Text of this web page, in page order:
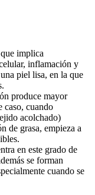
implica
inflamación y
piel lisa, en la que
produce mayor
caso, cuando
acolchado)
de grasa, empieza a
en este grado de
se forman
cuando se